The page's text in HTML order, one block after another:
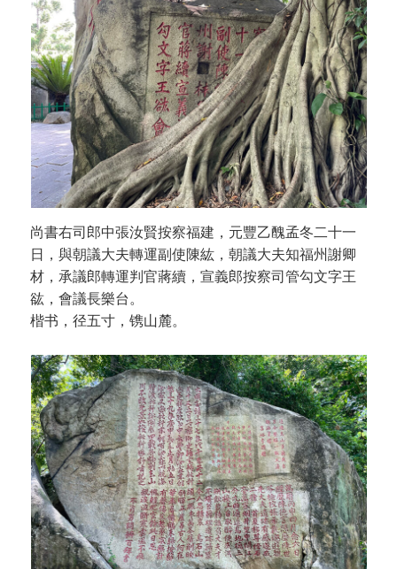
尚書右司郎中張汝賢按察福建，元豐乙醜孟冬二十一
日，與朝議大夫轉運副使陳紘，朝議大夫知福州謝卿
材，承議郎轉運判官蔣續，宣義郎按察司管勾文字王
谹，會議長樂台。
楷书，径五寸，镌山麓。